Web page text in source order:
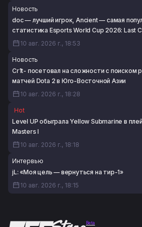
Новость
doc — лучший игрок, Ancient — самая
статистика Esports World Cup 2026: Last
10 авг. 2026 г., 18:53
Новость
Cr1t- посетовал на сложности с поиском
матчей Dota 2 в Юго-Восточной Азии
10 авг. 2026 г., 18:28
Hot
Level UP обыграла Yellow Submarine в
Masters I
10 авг. 2026 г., 18:18
Интервью
jL: «Моя цель — вернуться на тир-1»
10 авг. 2026 г., 18:15
Beta